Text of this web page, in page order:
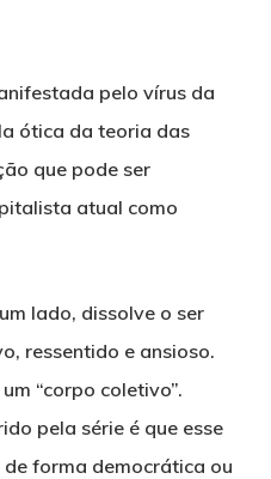
pelo vírus da
ótica da teoria das
que pode ser
atual como
lado, dissolve o ser
ressentido e ansioso.
“corpo coletivo”.
pela série é que esse
forma democrática ou